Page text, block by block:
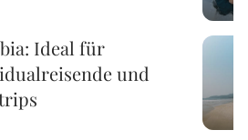
Ideal für
und